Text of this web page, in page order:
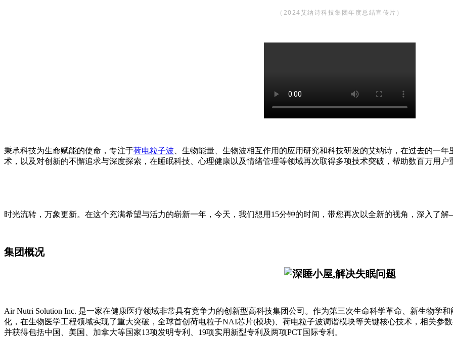
（2024艾纳诗科技集团年度总结宣传片）
秉承科技为生命赋能的使命，专注于荷电粒子波 、生物能量、生物波相互作用的应用研究和科技研发的艾纳诗，在过去的一
术，以及对创新的不懈追求与深度探索，在睡眠科技、心理健康以及情绪管理等领域再次取得多项技术突破，帮助数百万用户
时光流转，万象更新。在这个充满希望与活力的崭新一年，今天，我们想用15分钟的时间，带您再次以全新的视角，深入了解
集团概况
Air Nutri Solution Inc. 是一家在健康医疗领域非常具有竞争力的创新型高科技集团公司。作为第三次生命科学革命、新生物学
化，在生物医学工程领域实现了重大突破，全球首创荷电粒子NAI芯片(模块)、荷电粒子波调谐模块等关键核心技术，相关参
并获得包括中国、美国、加拿大等国家13项发明专利、19项实用新型专利及两项PCT国际专利。